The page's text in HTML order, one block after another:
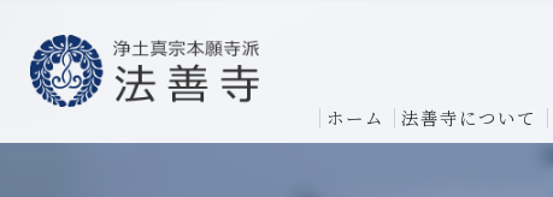
ホーム 法善寺について